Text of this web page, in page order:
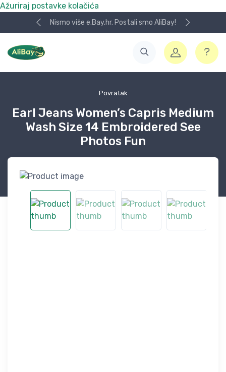
Ažuriraj postavke kolačića
Nismo više e.Bay.hr. Postali smo AliBay!
Povratak
Earl Jeans Women’s Capris Medium
Wash Size 14 Embroidered See
Photos Fun